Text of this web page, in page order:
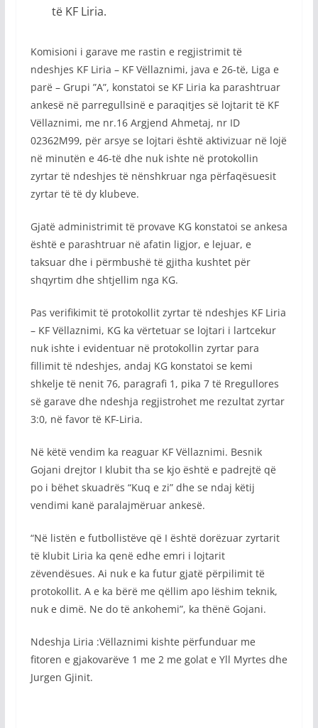
të KF Liria.
Komisioni i garave me rastin e regjistrimit të
ndeshjes KF Liria – KF Vëllaznimi, java e 26-të, Liga e
parë – Grupi ”A”, konstatoi se KF Liria ka parashtruar
ankesë në parregullsinë e paraqitjes së lojtarit të KF
Vëllaznimi, me nr.16 Argjend Ahmetaj, nr ID
02362M99, për arsye se lojtari është aktivizuar në lojë
në minutën e 46-të dhe nuk ishte në protokollin
zyrtar të ndeshjes të nënshkruar nga përfaqësuesit
zyrtar të të dy klubeve.
Gjatë administrimit të provave KG konstatoi se ankesa
është e parashtruar në afatin ligjor, e lejuar, e
taksuar dhe i përmbushë të gjitha kushtet për
shqyrtim dhe shtjellim nga KG.
Pas verifikimit të protokollit zyrtar të ndeshjes KF Liria
– KF Vëllaznimi, KG ka vërtetuar se lojtari i lartcekur
nuk ishte i evidentuar në protokollin zyrtar para
fillimit të ndeshjes, andaj KG konstatoi se kemi
shkelje të nenit 76, paragrafi 1, pika 7 të Rregullores
së garave dhe ndeshja regjistrohet me rezultat zyrtar
3:0, në favor të KF-Liria.
Në këtë vendim ka reaguar KF Vëllaznimi. Besnik
Gojani drejtor I klubit tha se kjo është e padrejtë që
po i bëhet skuadrës “Kuq e zi” dhe se ndaj këtij
vendimi kanë paralajmëruar ankesë.
“Në listën e futbollistëve që I është dorëzuar zyrtarit
të klubit Liria ka qenë edhe emri i lojtarit
zëvendësues. Ai nuk e ka futur gjatë përpilimit të
protokollit. A e ka bërë me qëllim apo lëshim teknik,
nuk e dimë. Ne do të ankohemi”, ka thënë Gojani.
Ndeshja Liria :Vëllaznimi kishte përfunduar me
fitoren e gjakovarëve 1 me 2 me golat e Yll Myrtes dhe
Jurgen Gjinit.